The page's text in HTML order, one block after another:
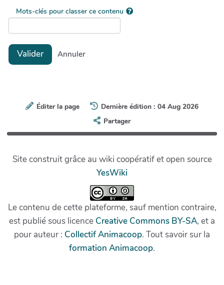
Mots-clés pour classer ce contenu
Valider Annuler
Éditer la page
Dernière édition : 04 Aug 2026
Partager
Site construit grâce au wiki coopératif et open source
YesWiki
Le contenu de cette plateforme, sauf mention contraire,
est publié sous licence Creative Commons BY-SA, et a
pour auteur : Collectif Animacoop. Tout savoir sur la
formation Animacoop.